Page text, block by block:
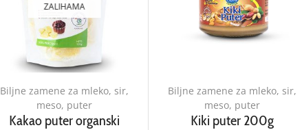
ZALIHAMA
Biljne zamene za mleko, sir,
meso, puter
Kakao puter organski
Biljne zamene za mleko, sir,
meso, puter
Kiki puter 200g